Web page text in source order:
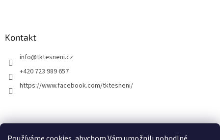
Kontakt
info@tktesneni.cz
+420 723 989 657
https://www.facebook.com/tktesneni/